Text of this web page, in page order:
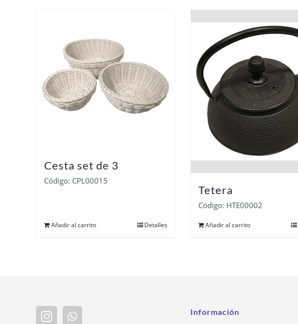
Cesta set de 3
Código: CPL00015
Añadir al carrito Detalles
Tetera
Código: HTE00002
Añadir al carrito
Información